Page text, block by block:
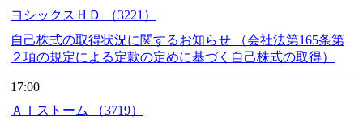
ヨシックスＨＤ （3221）
自己株式の取得状況に関するお知らせ （会社法第165条第
２項の規定による定款の定めに基づく自己株式の取得）
17:00
ＡＩストーム （3719）